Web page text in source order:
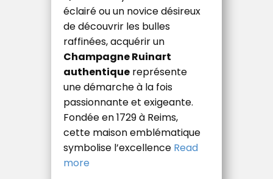
éclairé ou un novice désireux
de découvrir les bulles
raffinées, acquérir un
Champagne Ruinart
authentique représente
une démarche à la fois
passionnante et exigeante.
Fondée en 1729 à Reims,
cette maison emblématique
symbolise l’excellence Read
more